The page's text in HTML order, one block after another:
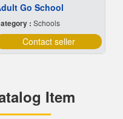
Go School
: Schools
Contact seller
Item